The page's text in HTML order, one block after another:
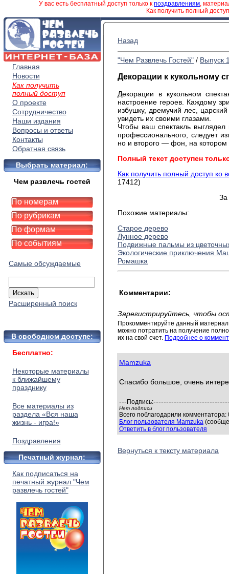
У вас есть бесплатный доступ только к поздравлениям,
Как получить полный
Главная
Новости
Как получить
полный доступ
О проекте
Сотрудничество
Наши издания
Вопросы и ответы
Контакты
Обратная связь
Выбрать материал:
Чем развлечь гостей
По номерам
По рубрикам
По формам
По событиям
Самые обсуждаемые
Расширенный поиск
В свободном доступе:
Бесплатно:
Некоторые материалы
к ближайшему
празднику
Все материалы из
раздела «Вся наша
жизнь - игра!»
Поздравления
Печатный журнал:
Как подписаться на
печатный журнал "Чем
развлечь гостей"
Назад
"Чем Развлечь Гостей" / Выпуск
Декорации к кукольному
Декорации в кукольном
настроение героев. Каждому
избушку, дремучий лес,
увидеть их своими глазами.
Чтобы ваш спектакль
профессионального, следует
но и второго — фон, на котором
Полный текст доступен
Как получить полный доступ ко
17412)
За
Похожие материалы:
Старое дерево
Лунное дерево
Подвижные пальмы из
Экологические приключения
Ромашка
Комментарии:
Зарегистрируйтесь, чтобы
Прокомментируйте данный
можно потратить на получение
их на свой счет. Подробнее о
Mamzuka
Спасибо большое, очень
--- Подпись:
Нет подписи
Всего поблагодарили
Блог пользователя Mamzuka
Ответить в блог пользователя
Вернуться к тексту материала